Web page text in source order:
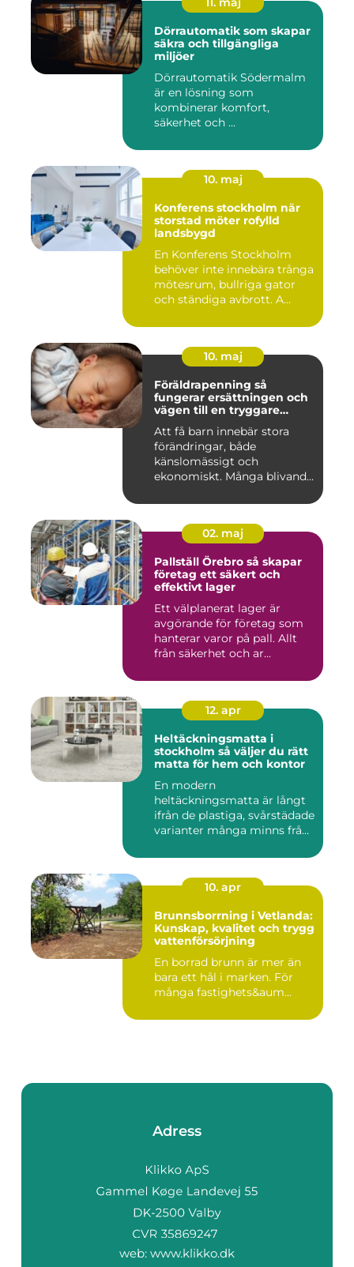
Dörrautomatik som skapar
säkra och tillgängliga
miljöer
Dörrautomatik Södermalm
är en lösning som
kombinerar komfort,
säkerhet och ...
10. maj
Konferens stockholm när
storstad möter rofylld
landsbygd
En Konferens Stockholm
behöver inte innebära trånga
mötesrum, bullriga gator
och ständiga avbrott. A...
10. maj
Föräldrapenning så
fungerar ersättningen och
vägen till en tryggare
Att få barn innebär stora
förändringar, både
känslomässigt och
ekonomiskt. Många blivande
02. maj
Pallställ Örebro så skapar
företag ett säkert och
effektivt lager
Ett välplanerat lager är
avgörande för företag som
hanterar varor på pall. Allt
från säkerhet och ar...
12. apr
Heltäckningsmatta i
stockholm så väljer du rätt
matta för hem och kontor
En modern
heltäckningsmatta är långt
ifrån de plastiga, svårstädade
varianter många minns från
10. apr
Brunnsborrning i Vetlanda:
Kunskap, kvalitet och trygg
vattenförsörjning
En borrad brunn är mer än
bara ett hål i marken. För
många fastighets&aum...
Adress
web: www.klikko.dk